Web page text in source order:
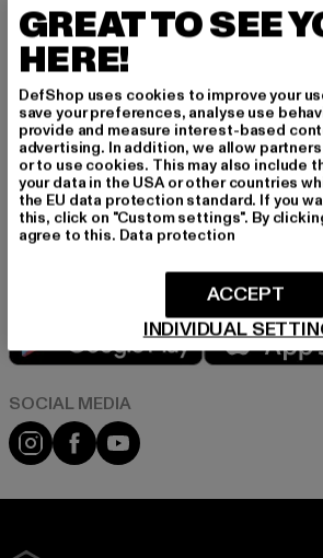
MÄNNER
FRAUEN
E-MAIL
ANMELDEN
Informationen dazu, wie DefShop mit Deinen
in unserer Datenschutzerklärung. Du kannst
abmelden.Datenschutzerklärung lesen.
Play market
Instagram
FacebookYouTube
GREAT TO SEE
HERE!
DefShop uses cookies to improve your
save your preferences, analyse use
provide and measure interest-based
advertising. In addition, we allow
or to use cookies. This may also include
your data in the USA or other countries
the EU data protection standard. If you
this, click on "Custom settings". By
agree to this. Data protection
INDIVIDUAL
ACCEPT